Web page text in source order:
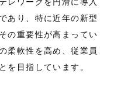
あり、特に近年の新型
の重要性が高まってい
柔軟性を高め、従業員
を目指しています。